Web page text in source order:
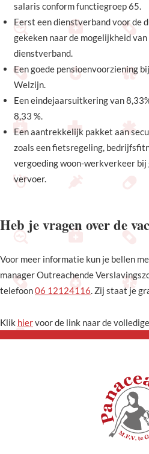
salaris conform functiegroep 65.
Eerst een dienstverband voor de
gekeken naar de mogelijkheid
dienstverband.
Een goede pensioenvoorziening
Welzijn.
Een eindejaarsuitkering van
8,33 %.
Een aantrekkelijk pakket aan
zoals een fietsregeling,
vergoeding woon-werkverkeer bij
vervoer.
Heb je vragen over de
Voor meer informatie kun je bellen
manager Outreachende
telefoon06 12124116. Zij staat je
Klik hiervoor de link naar de